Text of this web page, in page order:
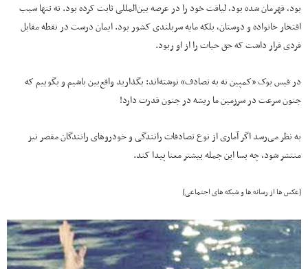
بود، قهرمان شده بود، لیاقت خود را در عرصه بین‌المللی ثابت کرده بود. نه تنها سبب
افتخار خانواده و دوستان، بلکه مایه سربلندی کشور بود. ایمان درست در نقطه مقابل
فردی قرار داشت که حق حیات را از او ربود.
در فیس بوک «کمپین نه به تصادف» نوشته‌اند: بگذارید واقع‌بین باشیم و بگوییم که
جنون سرعت در سرزمین ما ریشه در جنون قدرت دارد!
به نظر می‌رسد اگر آماری از نوع تصادفات رانندگی و خودروهای رانندگان مقصر نیز
منتشر شود، چه بسا این جمله بیشتر معنا پیدا کند.
[عکس ها از رسانه ها و شبکه های اجتماعی]